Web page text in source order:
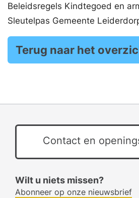
Beleidsregels Kindtegoed en
Sleutelpas Gemeente
Terug naar het
Contact en
Wilt u niets missen?
Abonneer op onze nieuwsbrief